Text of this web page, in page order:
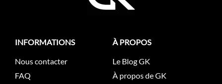
INFORMATIONS
Nous contacter
FAQ
À PROPOS
Le Blog GK
À propos de GK